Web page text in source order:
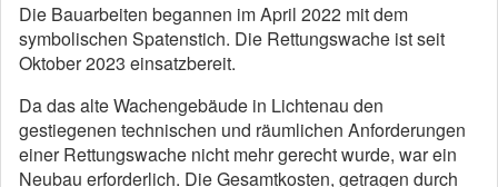
Die Bauarbeiten begannen im April 2022 mit dem
symbolischen Spatenstich. Die Rettungswache ist seit
Oktober 2023 einsatzbereit.
Da das alte Wachengebäude in Lichtenau den
gestiegenen technischen und räumlichen Anforderungen
einer Rettungswache nicht mehr gerecht wurde, war ein
Neubau erforderlich. Die Gesamtkosten, getragen durch